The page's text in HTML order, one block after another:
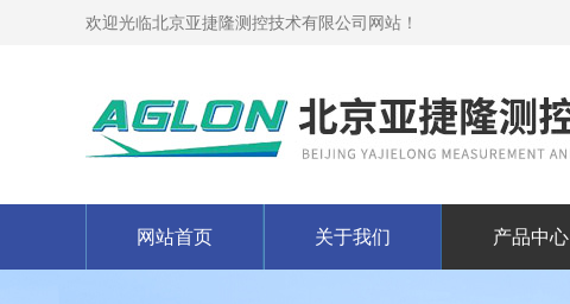
欢迎光临北京亚捷隆测控技术有限公司网站！
网站首页 关于我们 产品中心